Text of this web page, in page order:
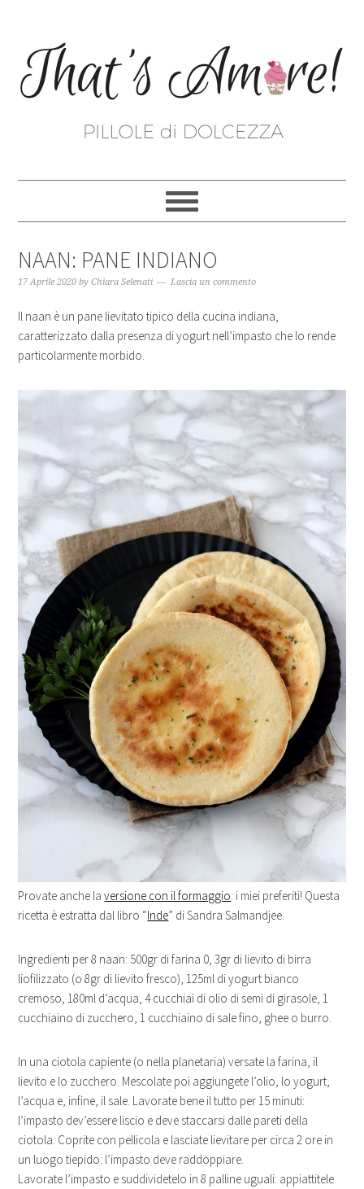
NAAN: PANE INDIANO
17 Aprile 2020 byChiara Selenati Lascia un commento
Il naan è un pane lievitato tipico della cucina indiana,
caratterizzato dalla presenza di yogurt nell’impasto che lo rende
particolarmente morbido.
Provate anche laversione con il formaggio: i miei preferiti! Questa
ricetta è estratta dal libro “Inde” di Sandra Salmandjee.
Ingredienti per 8 naan: 500gr di farina 0, 3gr di lievito di birra
liofilizzato (o 8gr di lievito fresco), 125ml di yogurt bianco
cremoso, 180ml d’acqua, 4 cucchiai di olio di semi di girasole, 1
cucchiaino di zucchero, 1 cucchiaino di sale fino, ghee o burro.
In una ciotola capiente (o nella planetaria) versate la farina, il
lievito e lo zucchero. Mescolate poi aggiungete l’olio, lo yogurt,
l’acqua e, infine, il sale. Lavorate bene il tutto per 15 minuti:
l’impasto dev’essere liscio e deve staccarsi dalle pareti della
ciotola. Coprite con pellicola e lasciate lievitare per circa 2 ore in
un luogo tiepido: l’impasto deve raddoppiare.
Lavorate l’impasto e suddividetelo in 8 palline uguali: appiattitele